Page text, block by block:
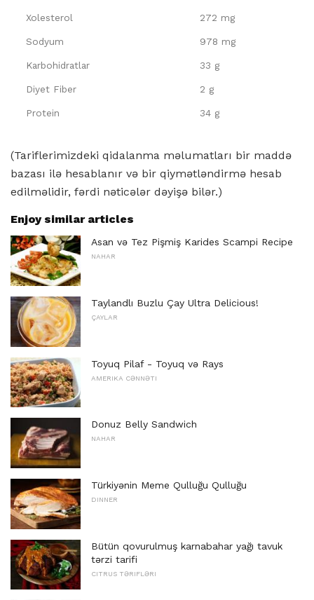
Xolesterol 272 mg
Sodyum 978 mg
Karbohidratlar 33 g
Diyet Fiber 2 g
Protein 34 g
(Tariflerimizdeki qidalanma məlumatları bir maddə
bazası ilə hesablanır və bir qiymətləndirmə hesab
edilməlidir, fərdi nəticələr dəyişə bilər.)
Enjoy similar articles
Asan və Tez Pişmiş Karides Scampi Recipe
NAHAR
Taylandlı Buzlu Çay Ultra Delicious!
ÇAYLAR
Toyuq Pilaf - Toyuq və Rays
AMERIKA CƏNNƏTI
Donuz Belly Sandwich
NAHAR
Türkiyənin Meme Qulluğu Qulluğu
DINNER
Bütün qovurulmuş karnabahar yağı tavuk
tərzi tarifi
CITRUS TƏRIFLƏRI